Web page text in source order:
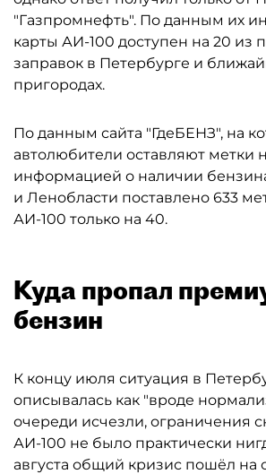
"Газпромнефть". По данным их
карты АИ-100 доступен на 20 из
заправок в Петербурге и
пригородах.
По данным сайта "ГдеБЕНЗ", на
автолюбители оставляют метки
информацией о наличии
и Ленобласти поставлено 633
АИ-100 только на 40.
Куда пропал
бензин
К концу июля ситуация в
описывалась как "вроде
очереди исчезли, ограничения
АИ-100 не было практически
августа общий кризис пошёл на